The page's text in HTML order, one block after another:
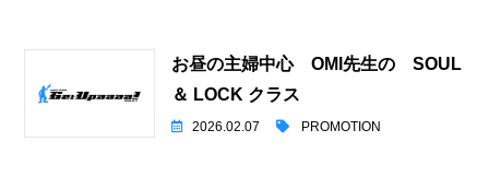
お昼の主婦中心 OMI先生の SOUL
＆ LOCK クラス
2026.02.07 PROMOTION